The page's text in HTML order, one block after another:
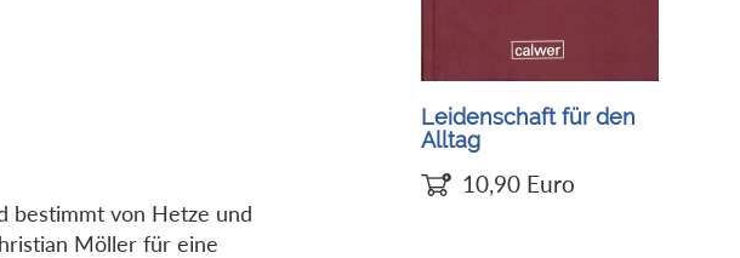
bestimmt von Hetze und
Möller für eine
Leidenschaft für den
Alltag
10,90 Euro